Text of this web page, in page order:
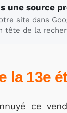
une source
site dans
tête de la
la 13e
ce